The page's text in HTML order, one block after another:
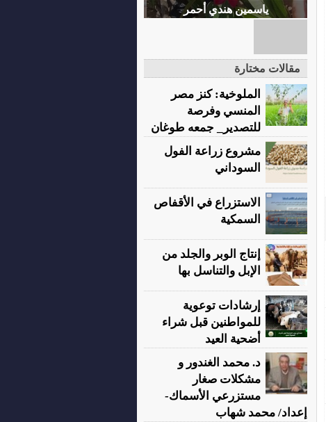
ياسمين هندي أحمر
مقالات مختارة
الملوخية: كنز مصر
المنسي وفرصة
للتصدير_ جمعه طوغان
مشروع زراعة الفول
السوداني
الاستزراع في الأقفاص
السمكية
إنتاج الوبر والجلد من
الإبل والتناسل بها
إرشادات توعوية
للمواطنين قبل شراء
أضحية العيد
د. محمد الغندور و
مشكلات صغار
مستزرعي الأسماك-
إعداد/ محمد شهاب